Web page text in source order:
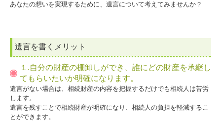
あなたの想いを実現するために、遺言について考えてみませんか？
遺言を書くメリット
１.自分の財産の棚卸しができ、誰にどの財産を承継し
てもらいたいか明確になります。
遺言がない場合は、相続財産の内容を把握するだけでも相続人は苦労
します。
遺言を残すことで相続財産が明確になり、相続人の負担を軽減するこ
とができます。